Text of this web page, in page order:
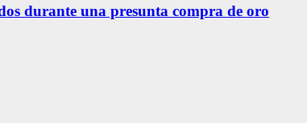
durante una presunta compra de oro